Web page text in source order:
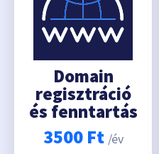
Domain
regisztráció
és fenntartás
3500 Ft /év